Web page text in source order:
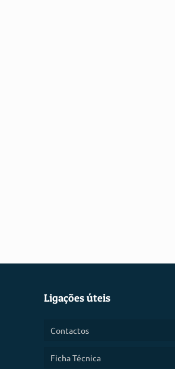
Ligações úteis
Contactos
Ficha Técnica